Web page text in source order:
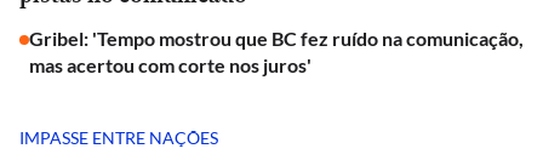
Gribel: 'Tempo mostrou que BC fez ruído na comunicação,
mas acertou com corte nos juros'
IMPASSE ENTRE NAÇÕES